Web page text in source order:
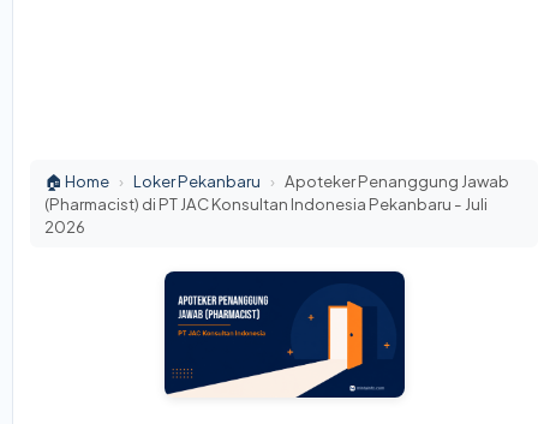
🏠 Home › Loker Pekanbaru › Apoteker Penanggung Jawab
(Pharmacist) di PT JAC Konsultan Indonesia Pekanbaru - Juli
2026